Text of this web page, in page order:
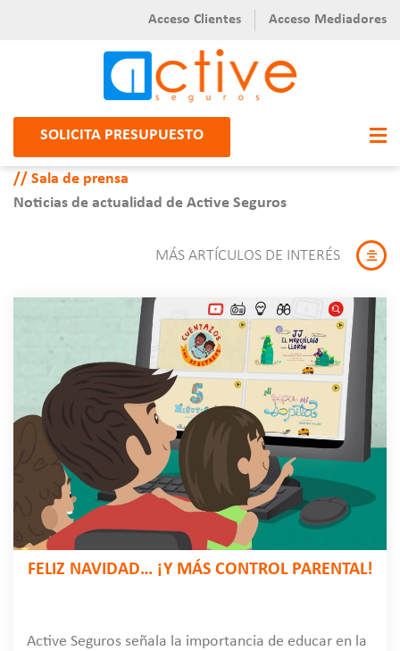
Acceso Clientes Acceso Mediadores
SOLICITA PRESUPUESTO
Sala de prensa
Noticias de actualidad de Active Seguros
MÁS ARTÍCULOS DE INTERÉS
FELIZ NAVIDAD… ¡Y MÁS CONTROL PARENTAL!
Active Seguros señala la importancia de educar en la